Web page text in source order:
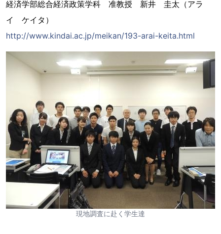
経済学部総合経済政策学科 准教授 新井 圭太（アラ
イ ケイタ）
http://www.kindai.ac.jp/meikan/193-arai-keita.html
現地調査に赴く学生達